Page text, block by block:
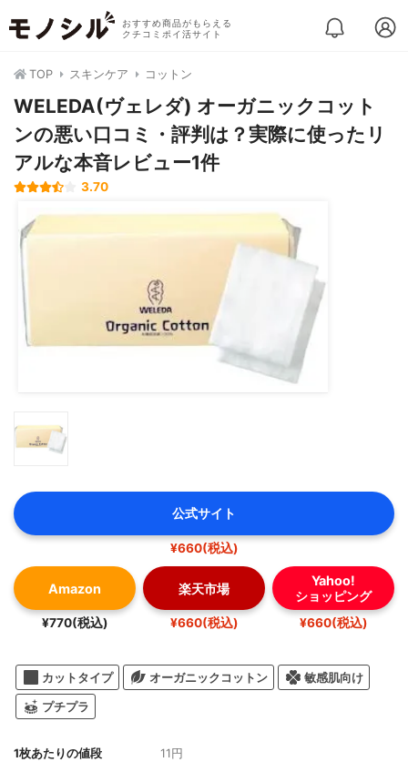
おすすめ商品がもらえる
クチコミポイ活サイト
TOP スキンケア コットン
WELEDA(ヴェレダ) オーガニックコット
ンの悪い口コミ・評判は？実際に使ったリ
アルな本音レビュー1件
3.70
公式サイト
¥660(税込)
Amazon
¥770(税込)
楽天市場
¥660(税込)
Yahoo!
ショッピング
¥660(税込)
カットタイプ オーガニックコットン 敏感肌向け
プチプラ
1枚あたりの値段
11円